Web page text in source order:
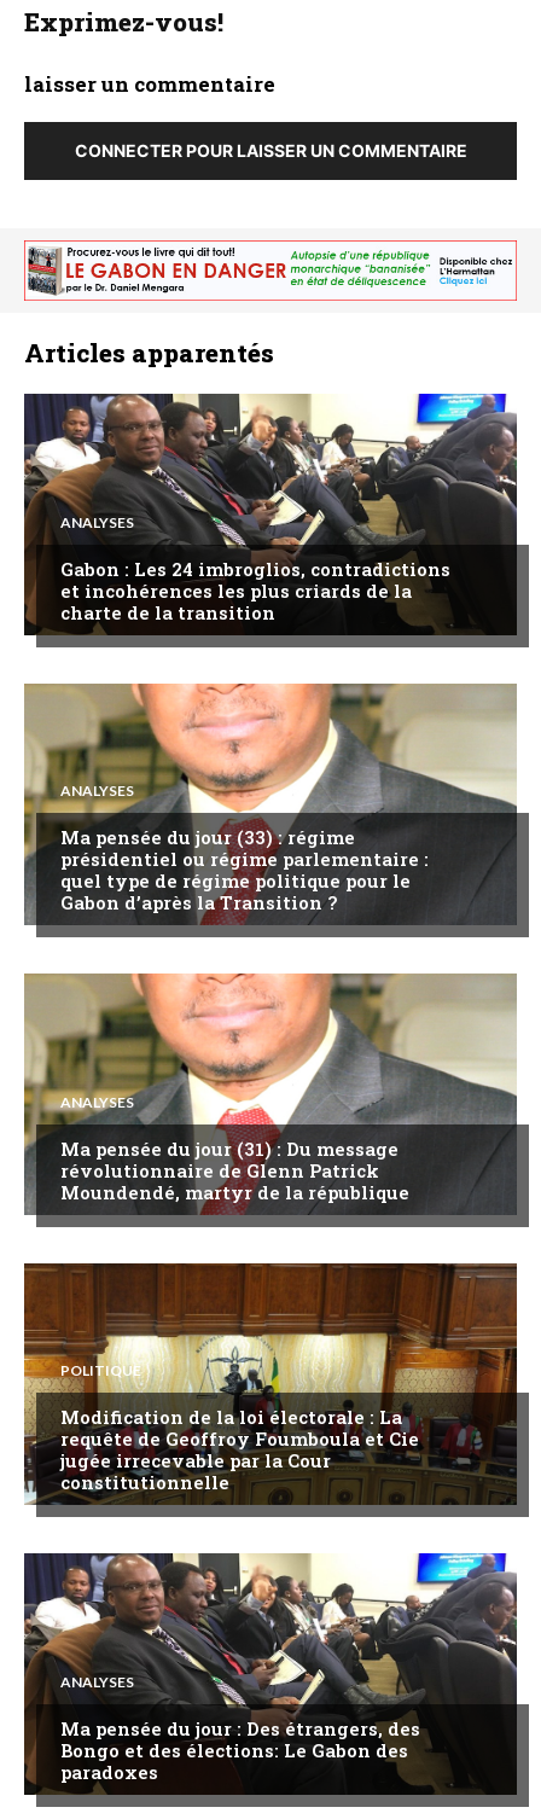
Exprimez-vous!
laisser un commentaire
CONNECTER POUR LAISSER UN COMMENTAIRE
Articles apparentés
ANALYSES
Gabon : Les 24 imbroglios, contradictions
et incohérences les plus criards de la
charte de la transition
ANALYSES
Ma pensée du jour (33) : régime
présidentiel ou régime parlementaire :
quel type de régime politique pour le
Gabon d’après la Transition ?
ANALYSES
Ma pensée du jour (31) : Du message
révolutionnaire de Glenn Patrick
Moundendé, martyr de la république
POLITIQUE
Modification de la loi électorale : La
requête de Geoffroy Foumboula et Cie
jugée irrecevable par la Cour
constitutionnelle
ANALYSES
Ma pensée du jour : Des étrangers, des
Bongo et des élections: Le Gabon des
paradoxes